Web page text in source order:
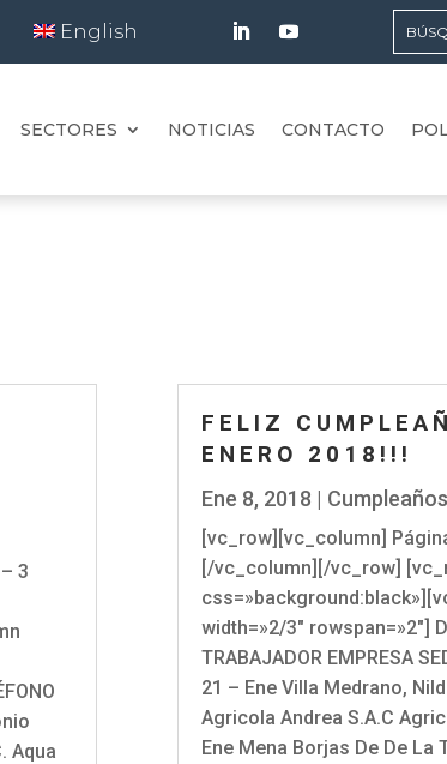
English
SECTORES NOTICIAS CONTACTO
3
Aqua
FELIZ
ENERO 2018!!!
Ene 8, 2018 |
[vc_row][vc_column]
[/vc_column][/vc_row]
width=»2/3″ rowspan=»2″]
TRABAJADOR EMPRESA
21 – Ene Villa Medrano,
Agricola Andrea S.A.C
Ene Mena Borjas De De La